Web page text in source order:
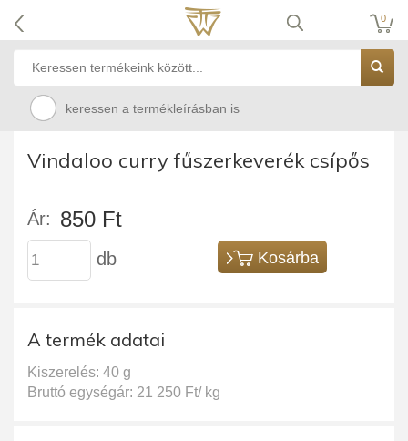
0
keressen a termékleírásban is
Vindaloo curry fűszerkeverék csípős
Ár: 850 Ft
db Kosárba
A termék adatai
Kiszerelés: 40 g
Bruttó egységár: 21 250 Ft/ kg